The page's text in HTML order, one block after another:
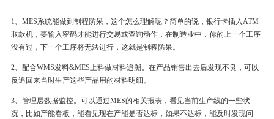
1、MES系统能做到制程防呆，这个怎么理解呢？简单的说，银行卡插入ATM
取款机，要输入密码才能进行交易或查询动作，在制造业中，你的上一个工序
没有过，下一个工序将无法进行，这就是制程防呆。
2、配合WMS发料&MES上料做材料追溯。在产品销售出去后发现不良，可以
反追回来当时生产这些产品用的材料明细。
3、管理层数据监控。可以通过MES的相关报表，看见当前生产线的一些状
况，比如产能看板，能看见现在产能是否达标，如果不达标，能及时发现问